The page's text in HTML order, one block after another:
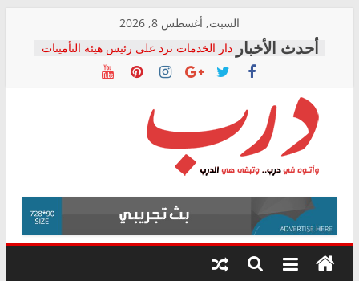
content
السبت, أغسطس 8, 2026
دار الخدمات ترد على رئيس هيئة التأمينات
بعد مؤتمره الصحفي: إنكار الأزمة لا ينهي
معاناة أصحاب المعاشات.. ونطالب بكشف
فرحات سليمان يكتب: القطاع الصحي إلى
أين؟
حزب التحالف الشعبي يطلق لجنة “الحق
في الصحة” بالإسكندرية لرصد الانتهاكات
ودعم المرضى
الوزاري لمدينة الصحفيين.. وانتهاء أعمال
إنشاء المبنى الإداري
المجلس القومي لحقوق الإنسان يعلن
متابعة قضية الدكتور محمد زهران.. ويؤكد:
قرينة البراءة وضمانات المحاكمة العادلة
درب
وأتوه
درب..
وتبقى
هي